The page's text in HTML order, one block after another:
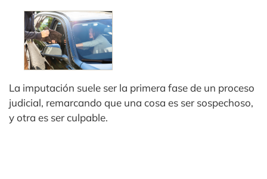
La imputación suele ser la primera fase de un proceso
judicial, remarcando que una cosa es ser sospechoso,
y otra es ser culpable.